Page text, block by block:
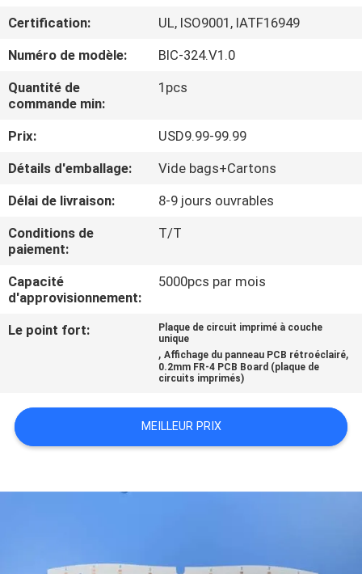
DE
NOUS
VISITE
DE
L'USINE
CONTRÔLE
DE
LA
QUALITÉ
NOUVELLES
CAS
Certification:
UL, ISO9001, IATF16949
Numéro de modèle:
BIC-324.V1.0
Quantité de
commande min:
1pcs
Prix:
USD9.99-99.99
Détails d'emballage:
Vide bags+Cartons
Délai de livraison:
8-9 jours ouvrables
Conditions de
paiement:
T/T
Capacité
d'approvisionnement:
5000pcs par mois
Le point fort:
Plaque de circuit imprimé à couche
unique
,Affichage du panneau PCB rétroéclairé,
0.2mm FR-4 PCB Board (plaque de
circuits imprimés)
MEILLEUR PRIX